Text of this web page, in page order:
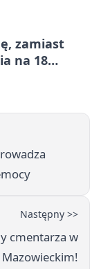
zamiast
na 18
Następny >>
cmentarza w